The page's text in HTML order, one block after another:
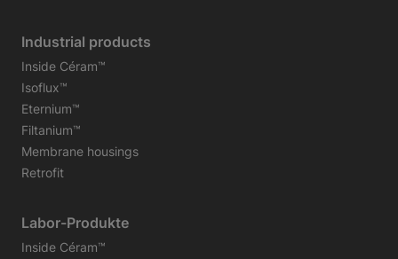
Industrial products
Inside Céram™
Isoflux™
Eternium™
Filtanium™
Membrane housings
Retrofit
Labor-Produkte
Inside Céram™